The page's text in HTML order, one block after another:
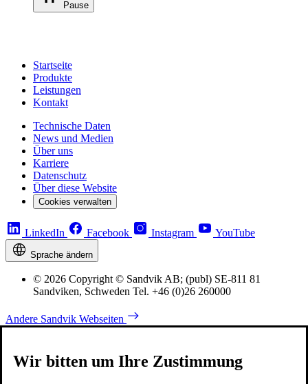
Pause
Startseite
Produkte
Leistungen
Kontakt
Technische Daten
News und Medien
Über uns
Karriere
Datenschutz
Über diese Website
Cookies verwalten
LinkedIn Facebook Instagram YouTube
Sprache ändern
© 2026 Copyright © Sandvik AB; (publ) SE-811 81
Sandviken, Schweden Tel. +46 (0)26 260000
Andere Sandvik Webseiten
Wir bitten um Ihre Zustimmung